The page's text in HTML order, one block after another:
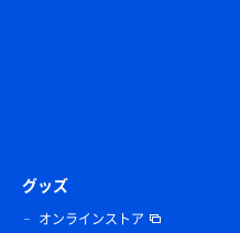
グッズ
オンラインストア